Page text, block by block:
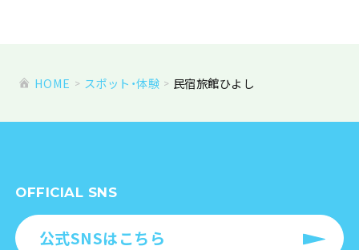
HOME スポット・体験 民宿旅館ひよし
OFFICIAL SNS
公式SNSはこちら